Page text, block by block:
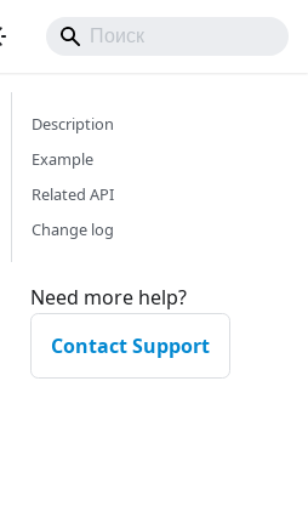
Description
Example
Related API
Change log
Need more help?
Contact Support